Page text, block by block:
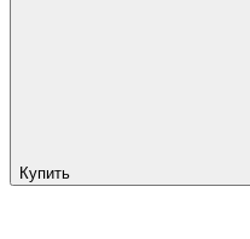
Купить